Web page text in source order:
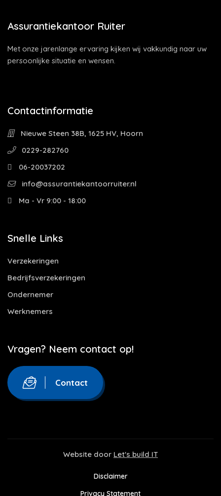
Assurantiekantoor Ruiter
Met onze jarenlange ervaring kijken wij vakkundig naar uw
persoonlijke situatie en wensen.
Contactinformatie
Nieuwe Steen 38B, 1625 HV, Hoorn
0229-282760
06-20037202
info@assurantiekantoorruiter.nl
Ma - Vr 9:00 - 18:00
Snelle Links
Verzekeringen
Bedrijfsverzekeringen
Ondernemer
Werknemers
Vragen? Neem contact op!
Contact
Website door Let's build IT
Disclaimer
Privacy Statement